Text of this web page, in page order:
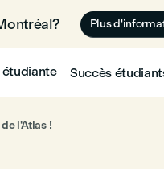
🇨🇦 Plus
étudiante Succès
l'Atlas !